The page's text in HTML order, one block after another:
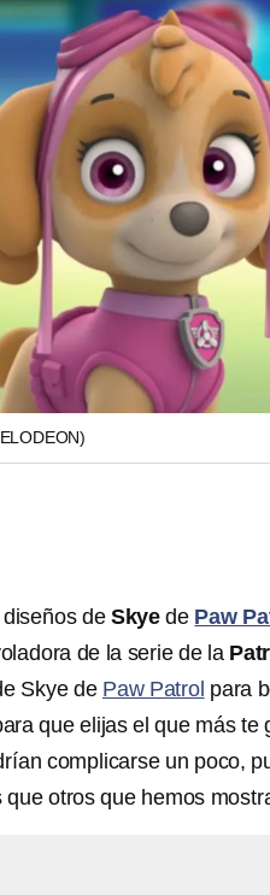
de Skye de Paw
de la serie de la
Skye de Paw Patrol para
que elijas el que más te
complicarse un poco,
otros que hemos